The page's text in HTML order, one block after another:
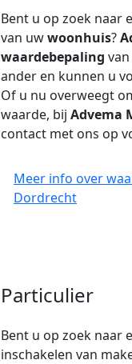
Bent u op zoek naar
van uwwoonhuis?
waardebepaling
ander en kunnen u
Of u nu overweegt
waarde, bij Advema
contact met ons op
Meer info over
Dordrecht
Particulier
Bent u op zoek naar
inschakelen van